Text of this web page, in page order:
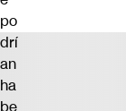
po
drí
an
ha